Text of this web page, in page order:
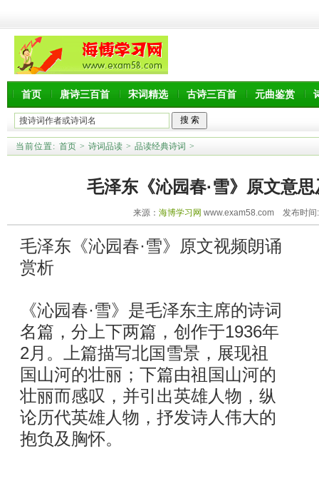
首页 唐诗三百首 宋词精选 古诗三百首 元曲鉴赏
当前位置: 首页 > 诗词品读 > 品读经典诗词 >
毛泽东《沁园春·雪》原文意
来源： 海博学习网 www.exam58.com 发布时间
毛泽东《沁园春·雪》原文视频朗诵
赏析
《沁园春·雪》是毛泽东主席的诗词
名篇，分上下两篇，创作于1936年
2月。上篇描写北国雪景，展现祖
国山河的壮丽；下篇由祖国山河的
壮丽而感叹，并引出英雄人物，纵
论历代英雄人物，抒发诗人伟大的
抱负及胸怀。